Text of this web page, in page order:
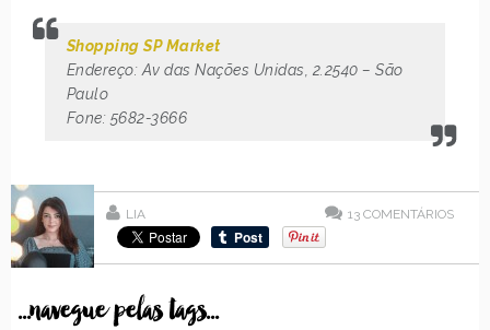
Shopping SP Market
Endereço: Av das Nações Unidas, 2.2540 – São
Paulo
Fone: 5682-3666
LIA 13 COMENTÁRIOS
...navegue pelas tags...